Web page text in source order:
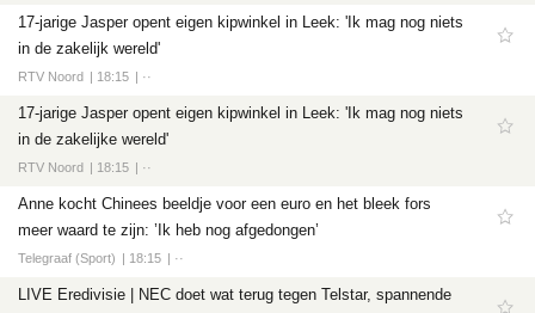
17-jarige Jasper opent eigen kipwinkel in Leek: 'Ik mag nog niets
in de zakelijk wereld'
RTV Noord 18:15 ··
17-jarige Jasper opent eigen kipwinkel in Leek: 'Ik mag nog niets
in de zakelijke wereld'
RTV Noord 18:15 ··
Anne kocht Chinees beeldje voor een euro en het bleek fors
meer waard te zijn: ’Ik heb nog afgedongen’
Telegraaf (Sport) 18:15 ··
LIVE Eredivisie | NEC doet wat terug tegen Telstar, spannende